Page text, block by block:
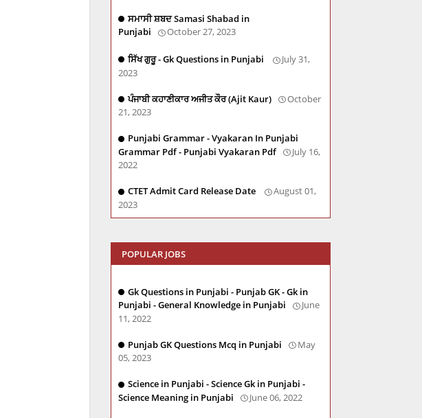
ਸਮਾਸੀ ਸ਼ਬਦ Samasi Shabad in
Punjabi
October 27, 2023
ਸਿੱਖ ਗੁਰੂ - Gk Questions in Punjabi
July 31,
2023
ਪੰਜਾਬੀ ਕਹਾਣੀਕਾਰ ਅਜੀਤ ਕੌਰ (Ajit Kaur)
October
21, 2023
Punjabi Grammar - Vyakaran In Punjabi
Grammar Pdf - Punjabi Vyakaran Pdf
July 16,
2022
CTET Admit Card Release Date
August 01,
2023
POPULAR JOBS
Gk Questions in Punjabi - Punjab GK - Gk in
Punjabi - General Knowledge in Punjabi
June
11, 2022
Punjab GK Questions Mcq in Punjabi
May
05, 2023
Science in Punjabi - Science Gk in Punjabi -
Science Meaning in Punjabi
June 06, 2022